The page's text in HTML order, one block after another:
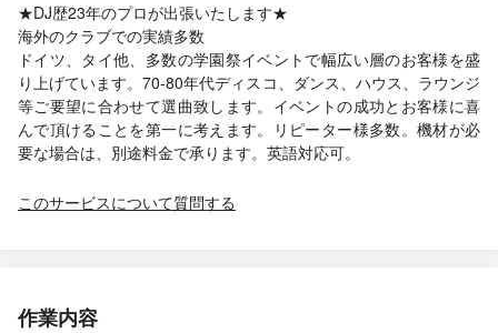
★DJ歴23年のプロが出張いたします★
海外のクラブでの実績多数
ドイツ、タイ他、多数の学園祭イベントで幅広い層のお客様を盛
り上げています。70-80年代ディスコ、ダンス、ハウス、ラウンジ
等ご要望に合わせて選曲致します。イベントの成功とお客様に喜
んで頂けることを第一に考えます。リピーター様多数。機材が必
要な場合は、別途料金で承ります。英語対応可。
このサービスについて質問する
作業内容